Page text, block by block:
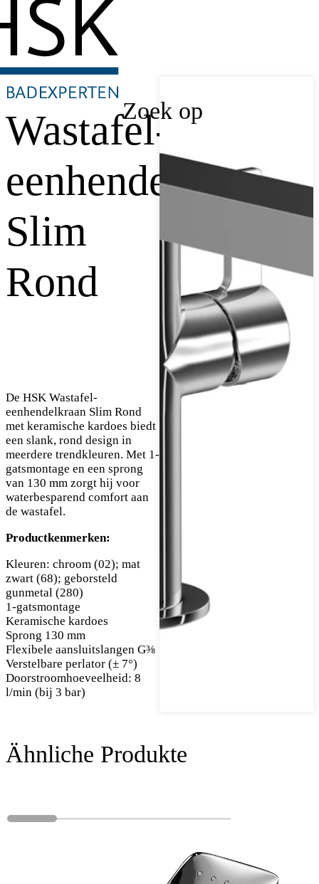
Zoek op
Wastafel-
eenhendelkraan
Slim
Rond
De HSK Wastafel-
eenhendelkraan Slim Rond
met keramische kardoes biedt
een slank, rond design in
meerdere trendkleuren. Met 1-
gatsmontage en een sprong
van 130 mm zorgt hij voor
waterbesparend comfort aan
de wastafel.
Productkenmerken:
Kleuren: chroom (02); mat
zwart (68); geborsteld
gunmetal (280)
1-gatsmontage
Keramische kardoes
Sprong 130 mm
Flexibele aansluitslangen G⅜
Verstelbare perlator (± 7°)
Doorstroomhoeveelheid: 8
l/min (bij 3 bar)
Ähnliche Produkte